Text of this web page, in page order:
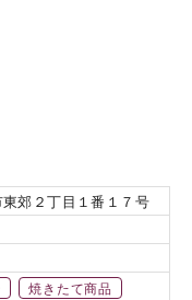
郊２丁目１番１７号
焼きたて商品